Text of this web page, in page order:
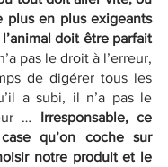
plus en plus exigeants
doit être parfait
pas le droit à l’erreur,
de digérer tous les
a subi, il n’a pas le
… Irresponsable, ce
qu’on coche sur
notre produit et le